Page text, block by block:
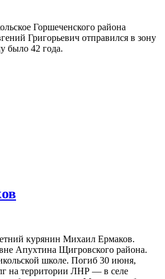
Горшеченского района
Григорьевич отправился в зону
было 42 года.
курянин Михаил Ермаков.
Апухтина Щигровского района.
школе. Погиб 30 июня,
на территории ЛНР — в селе